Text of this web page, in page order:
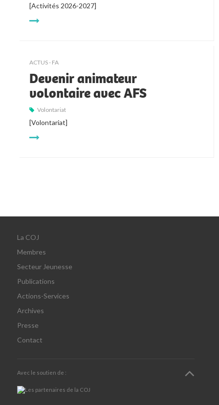
[Activités 2026-2027]
ACTUS - FA
Devenir animateur
volontaire avec AFS
Volontariat
[Volontariat]
La COJ
Membres
Secteur Jeunesse
Publications
Actions-Services
Archives
Presse
Contact
Avec le soutien de :